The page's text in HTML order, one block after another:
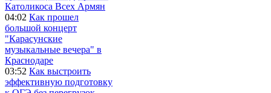
Католикоса Всех Армян
04:02 Как прошел
большой концерт
"Карасунские
музыкальные вечера" в
Краснодаре
03:52 Как выстроить
эффективную подготовку